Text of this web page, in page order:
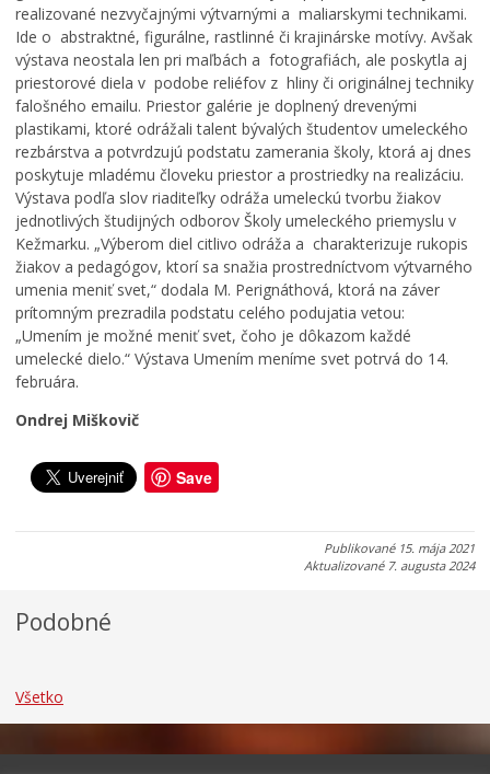
realizované nezvyčajnými výtvarnými a maliarskymi technikami.
Ide o abstraktné, figurálne, rastlinné či krajinárske motívy. Avšak
výstava neostala len pri maľbách a fotografiách, ale poskytla aj
priestorové diela v podobe reliéfov z hliny či originálnej techniky
falošného emailu. Priestor galérie je doplnený drevenými
plastikami, ktoré odrážali talent bývalých študentov umeleckého
rezbárstva a potvrdzujú podstatu zamerania školy, ktorá aj dnes
poskytuje mladému človeku priestor a prostriedky na realizáciu.
Výstava podľa slov riaditeľky odráža umeleckú tvorbu žiakov
jednotlivých študijných odborov Školy umeleckého priemyslu v
Kežmarku. „Výberom diel citlivo odráža a charakterizuje rukopis
žiakov a pedagógov, ktorí sa snažia prostredníctvom výtvarného
umenia meniť svet,“ dodala M. Perignáthová, ktorá na záver
prítomným prezradila podstatu celého podujatia vetou:
„Umením je možné meniť svet, čoho je dôkazom každé
umelecké dielo.“ Výstava Umením meníme svet potrvá do 14.
februára.
Ondrej Miškovič
Save
Publikované 15. mája 2021
Aktualizované 7. augusta 2024
Podobné
r
e
v
á
d
z
k
o
v
ý
p
o
r
i
a
d
o
k
0
.
0
.
6
t
e
r
p
r
e
p
í
s
a
l
h
r
a
n
i
c
u
0
.
0
.
6
e
j
T
r
o
j
i
c
e
v
K
e
ž
m
a
r
k
u
0
.
0
.
6
Všetko